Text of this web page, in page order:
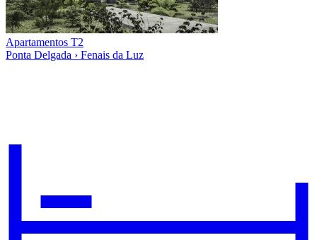
Apartamentos T2
Ponta Delgada › Fenais da Luz